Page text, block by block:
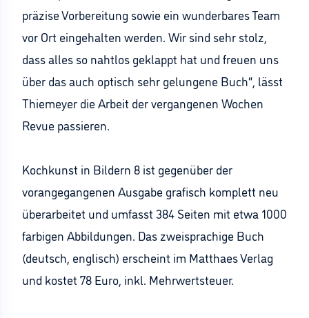
präzise Vorbereitung sowie ein wunderbares Team
vor Ort eingehalten werden. Wir sind sehr stolz,
dass alles so nahtlos geklappt hat und freuen uns
über das auch optisch sehr gelungene Buch“, lässt
Thiemeyer die Arbeit der vergangenen Wochen
Revue passieren.
Kochkunst in Bildern 8 ist gegenüber der
vorangegangenen Ausgabe grafisch komplett neu
überarbeitet und umfasst 384 Seiten mit etwa 1000
farbigen Abbildungen. Das zweisprachige Buch
(deutsch, englisch) erscheint im Matthaes Verlag
und kostet 78 Euro, inkl. Mehrwertsteuer.